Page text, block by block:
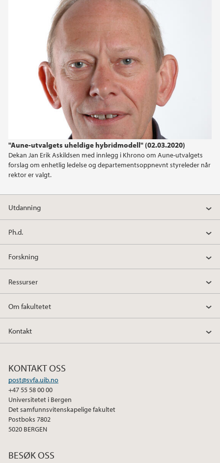
"Aune-utvalgets uheldige hybridmodell" (02.03.2020)
Dekan Jan Erik Askildsen med innlegg i Khrono om Aune-utvalgets
forslag om enhetlig ledelse og departementsoppnevnt styreleder når
rektor er valgt.
Utdanning
Ph.d.
Forskning
Ressurser
Om fakultetet
Kontakt
KONTAKT OSS
post@svfa.uib.no
+47 55 58 00 00
Universitetet i Bergen
Det samfunnsvitenskapelige fakultet
Postboks 7802
5020 BERGEN
BESØK OSS